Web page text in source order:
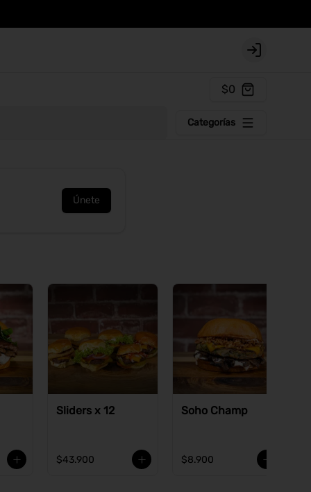
Login
$0
Categorías
Únete
Sliders x 12
$43.900
Soho Champ
$8.900